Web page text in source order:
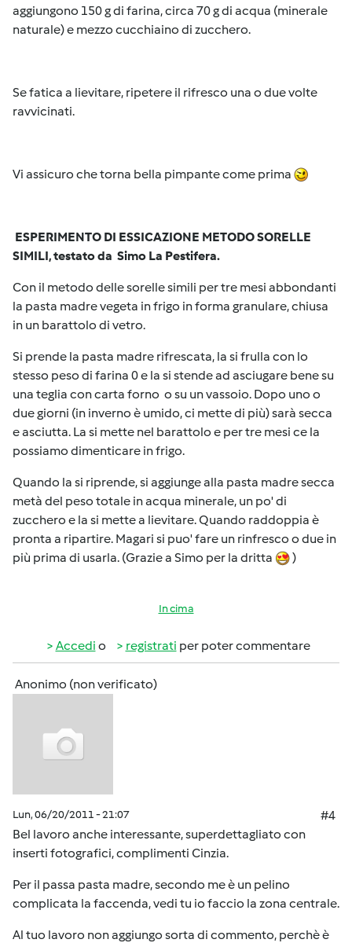
aggiungono 150 g di farina, circa 70 g di acqua (minerale
naturale) e mezzo cucchiaino di zucchero.
Se fatica a lievitare, ripetere il rifresco una o due volte
ravvicinati.
Vi assicuro che torna bella pimpante come prima
ESPERIMENTO DI ESSICAZIONE METODO SORELLE
SIMILI, testato da Simo La Pestifera.
Con il metodo delle sorelle simili per tre mesi abbondanti
la pasta madre vegeta in frigo in forma granulare, chiusa
in un barattolo di vetro.
Si prende la pasta madre rifrescata, la si frulla con lo
stesso peso di farina 0 e la si stende ad asciugare bene su
una teglia con carta forno o su un vassoio. Dopo uno o
due giorni (in inverno è umido, ci mette di più) sarà secca
e asciutta. La si mette nel barattolo e per tre mesi ce la
possiamo dimenticare in frigo.
Quando la si riprende, si aggiunge alla pasta madre secca
metà del peso totale in acqua minerale, un po' di
zucchero e la si mette a lievitare. Quando raddoppia è
pronta a ripartire. Magari si puo' fare un rinfresco o due in
più prima di usarla. (Grazie a Simo per la dritta
)
In cima
Accedi o registrati per poter commentare
Anonimo (non verificato)
Lun, 06/20/2011 - 21:07
#4
Bel lavoro anche interessante, superdettagliato con
inserti fotografici, complimenti Cinzia.
Per il passa pasta madre, secondo me è un pelino
complicata la faccenda, vedi tu io faccio la zona centrale.
Al tuo lavoro non aggiungo sorta di commento, perchè è